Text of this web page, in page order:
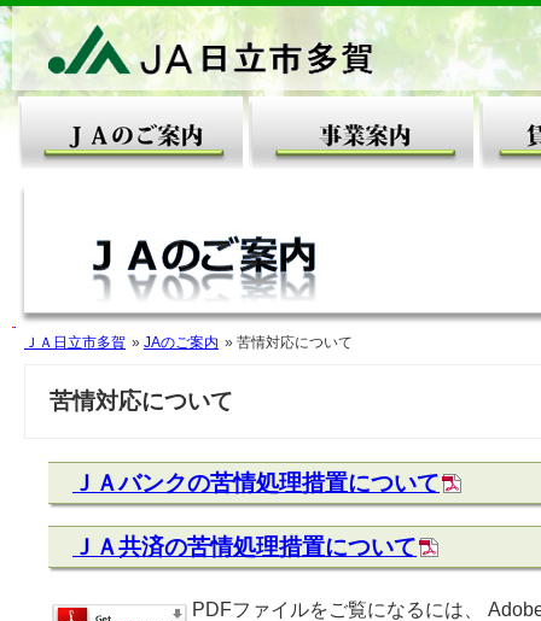
JAのご案内 事業案
ＪＡ日立市多賀 » JAのご案内 » 苦情対応について
苦情対応について
ＪＡバンクの苦情処理措置について
ＪＡ共済の苦情処理措置について
PDFファイルをご覧になるには、